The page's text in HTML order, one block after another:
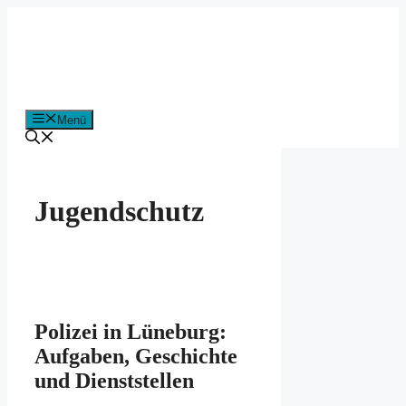
Menü
Jugendschutz
Polizei in Lüneburg:
Aufgaben, Geschichte
und Dienststellen